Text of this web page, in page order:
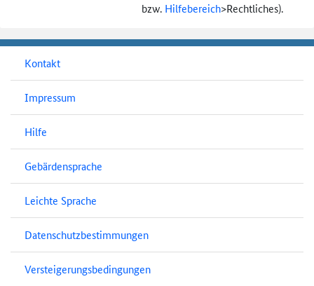
bzw. Hilfebereich>Rechtliches).
Kontakt
Impressum
Hilfe
Gebärdensprache
Leichte Sprache
Datenschutzbestimmungen
Versteigerungsbedingungen